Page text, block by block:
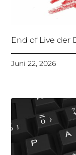
End of Live der
Juni 22, 2026